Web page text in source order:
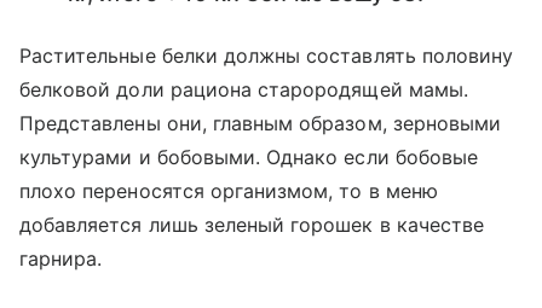
Растительные белки должны составлять половину
белковой доли рациона старородящей мамы.
Представлены они, главным образом, зерновыми
культурами и бобовыми. Однако если бобовые
плохо переносятся организмом, то в меню
добавляется лишь зеленый горошек в качестве
гарнира.